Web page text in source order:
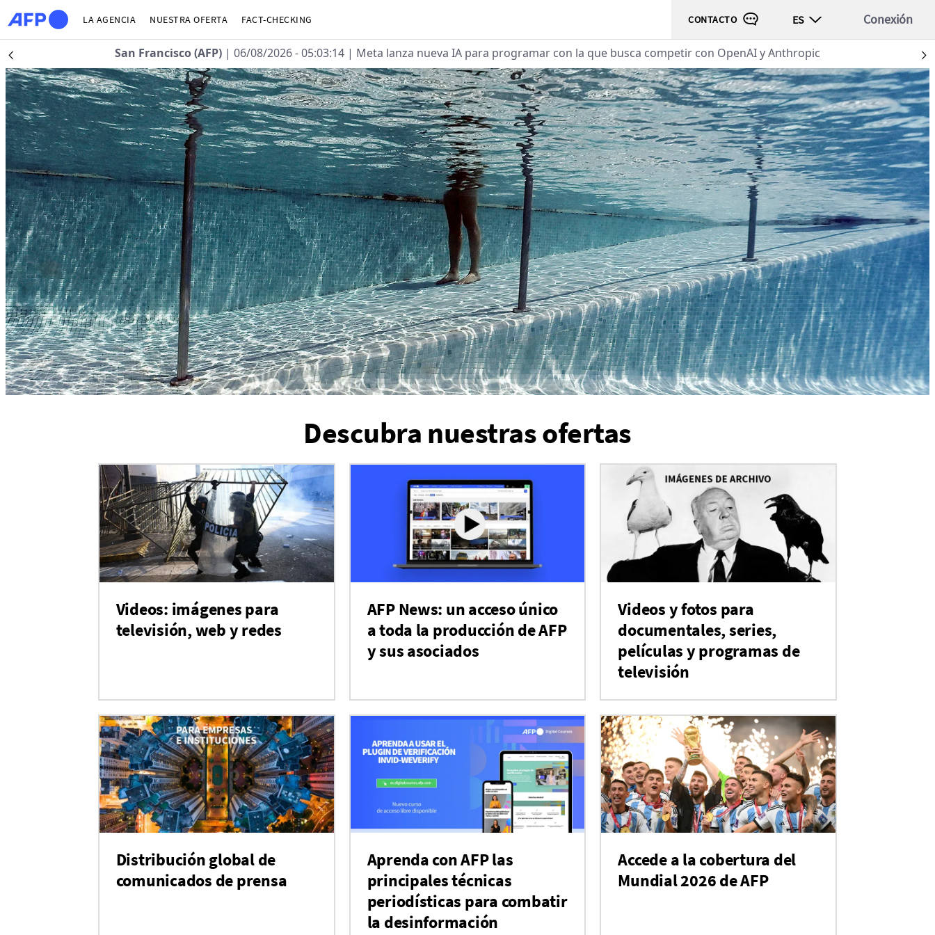
Pasar al contenido principal
LA AGENCIA NUESTRA OFERTA FACT-CHECKING CONTACTO ES Conexión
San Francisco (AFP) | 06/08/2026 - 05:03:14 | Meta lanza nueva IA para programar con la que busca competir con OpenAI y Anthropic
Centro de noticias
Descubra nuestras ofertas
Videos: imágenes para
televisión, web y redes
AFP News: un acceso único
a toda la producción de AFP
y sus asociados
Videos y fotos para
documentales, series,
películas y programas de
televisión
Distribución global de
comunicados de prensa
Aprenda con AFP las
principales técnicas
periodísticas para combatir
la desinformación
Accede a la cobertura del
Mundial 2026 de AFP